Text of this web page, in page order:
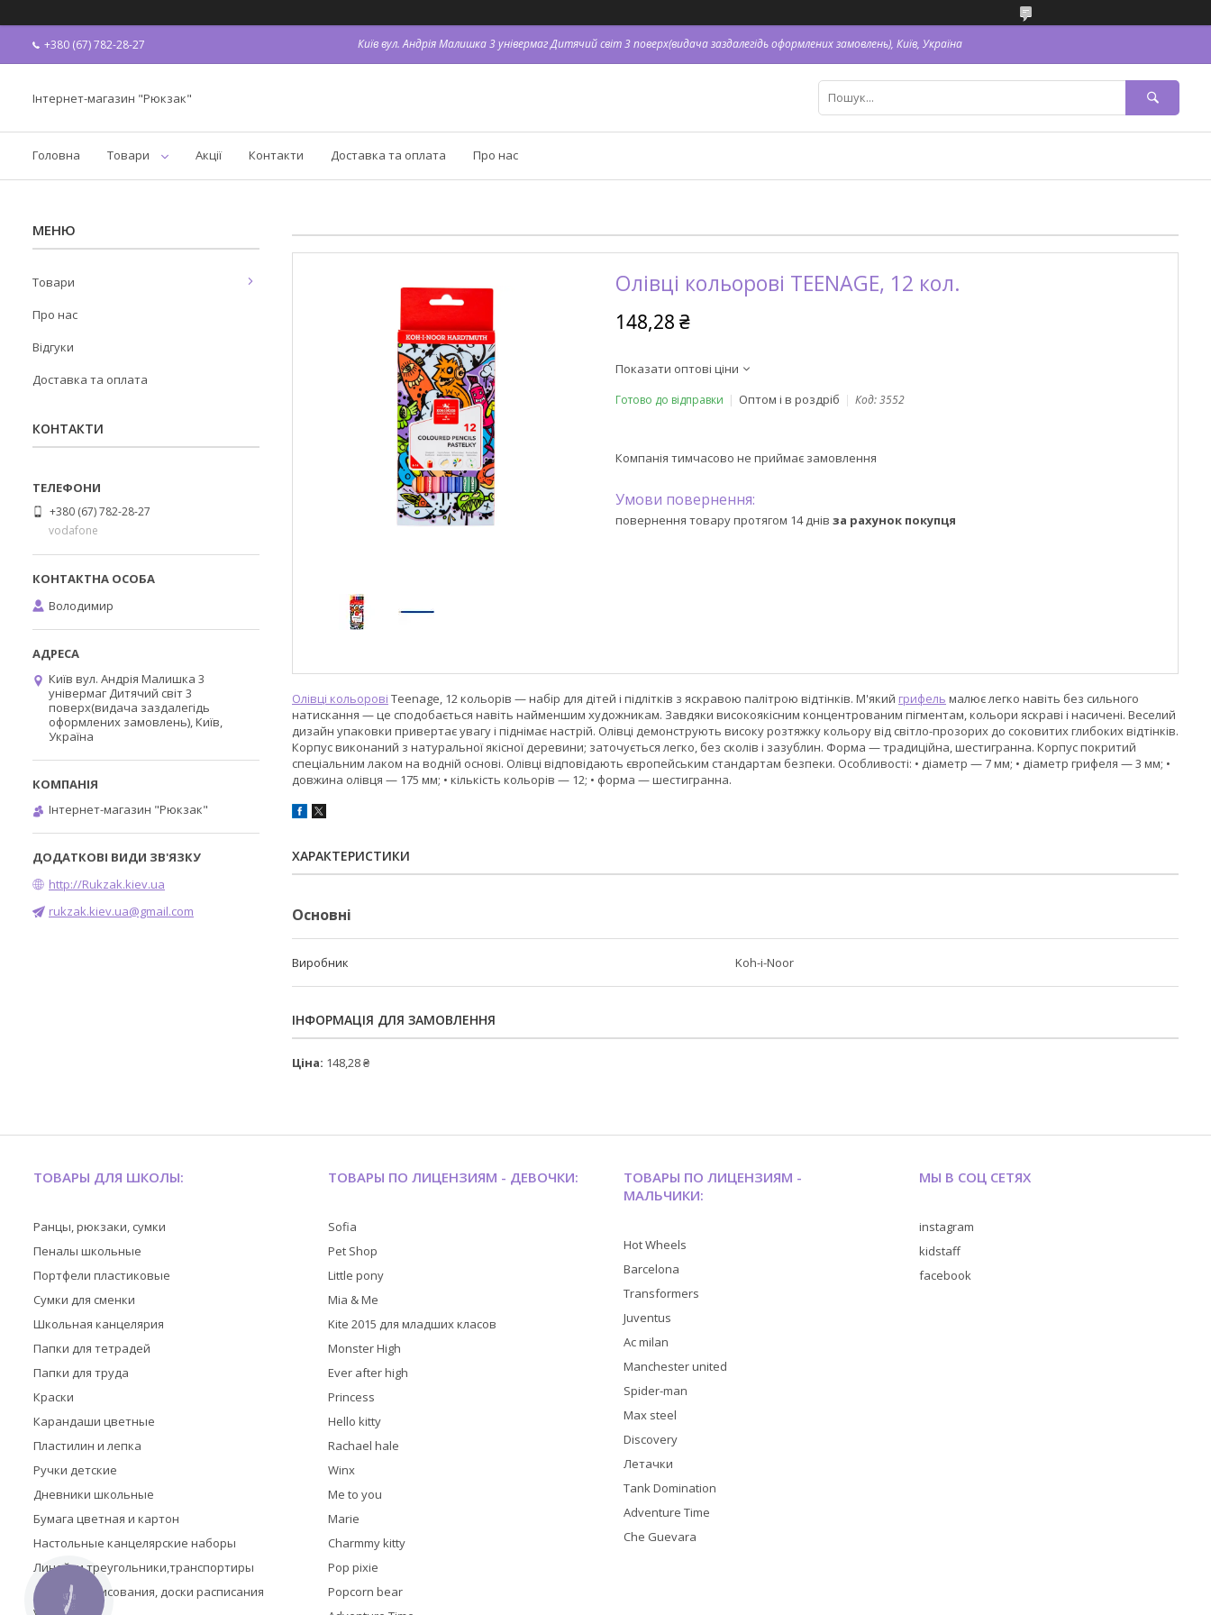
+380 (67) 782-28-27 Київ вул. Андрія Малишка 3 універмаг Дитячий світ 3 поверх(видача заздалегідь оформлених замовлень), Київ, Україна
Інтернет-магазин "Рюкзак"
Головна Товари Акції Контакти Доставка та оплата Про нас
Олівці кольорові TEENAGE, 12 кол.
148,28 ₴
Показати оптові ціни
Готово до відправки Оптом і в роздріб Код:3552
Компанія тимчасово не приймає замовлення
повернення товару протягом 14 днів за рахунок покупця
Олівці кольорові Teenage, 12 кольорів — набір для дітей і підлітків з яскравою палітрою відтінків. М'який грифель малює легко навіть без сильного
натискання — це сподобається навіть найменшим художникам. Завдяки високоякісним концентрованим пігментам, кольори яскраві і насичені. Веселий
дизайн упаковки привертає увагу і піднімає настрій. Олівці демонструють високу розтяжку кольору від світло-прозорих до соковитих глибоких відтінків.
Корпус виконаний з натуральної якісної деревини; заточується легко, без сколів і зазублин. Форма — традиційна, шестигранна. Корпус покритий
спеціальним лаком на водній основі. Олівці відповідають європейським стандартам безпеки. Особливості: • діаметр — 7 мм; • діаметр грифеля — 3 мм; •
довжина олівця — 175 мм; • кількість кольорів — 12; • форма — шестигранна.
ХАРАКТЕРИСТИКИ
Основні
Виробник Koh-i-Noor
ІНФОРМАЦІЯ ДЛЯ ЗАМОВЛЕННЯ
Ціна: 148,28 ₴
Товари
Про нас
Відгуки
Доставка та оплата
КОНТАКТИ
+380 (67) 782-28-27
vodafone
Володимир
Київ вул. Андрія Малишка 3
універмаг Дитячий світ 3
поверх(видача заздалегідь
оформлених замовлень), Київ,
Україна
Інтернет-магазин "Рюкзак"
http://Rukzak.kiev.ua
rukzak.kiev.ua@gmail.com
ТОВАРЫ ДЛЯ ШКОЛЫ:
Ранцы, рюкзаки, сумки
Пеналы школьные
Портфели пластиковые
Сумки для сменки
Школьная канцелярия
Папки для тетрадей
Папки для труда
Краски
Карандаши цветные
Пластилин и лепка
Ручки детские
Дневники школьные
Бумага цветная и картон
Настольные канцелярские наборы
Линейки,треугольники,транспортиры
Доски для рисования, доски расписания
уроков
ТОВАРЫ ПО ЛИЦЕНЗИЯМ - ДЕВОЧКИ:
Sofia
Pet Shop
Little pony
Mia & Me
Kite 2015 для младших класов
Monster High
Ever after high
Princess
Hello kitty
Rachael hale
Winx
Me to you
Marie
Charmmy kitty
Pop pixie
Popcorn bear
ТОВАРЫ ПО ЛИЦЕНЗИЯМ -
МАЛЬЧИКИ:
Hot Wheels
Barcelona
Transformers
Juventus
Ac milan
Manchester united
Spider-man
Max steel
Discovery
Летачки
Tank Domination
Adventure Time
Che Guevara
МЫ В СОЦ СЕТЯХ
instagram
kidstaff
facebook
КНОПКА
ЗВ'ЯЗКУ